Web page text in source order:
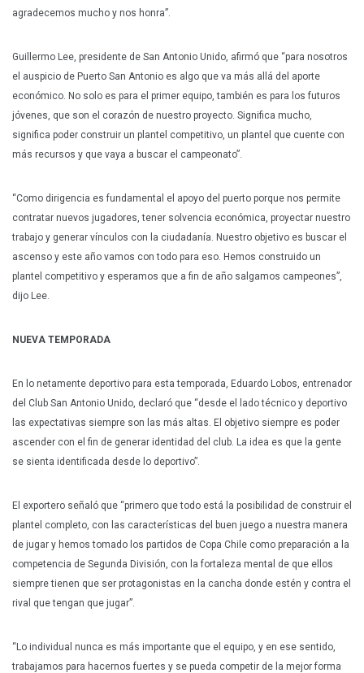
agradecemos mucho y nos honra”.
Guillermo Lee, presidente de San Antonio Unido, afirmó que “para nosotros
el auspicio de Puerto San Antonio es algo que va más allá del aporte
económico. No solo es para el primer equipo, también es para los futuros
jóvenes, que son el corazón de nuestro proyecto. Significa mucho,
significa poder construir un plantel competitivo, un plantel que cuente con
más recursos y que vaya a buscar el campeonato”.
“Como dirigencia es fundamental el apoyo del puerto porque nos permite
contratar nuevos jugadores, tener solvencia económica, proyectar nuestro
trabajo y generar vínculos con la ciudadanía. Nuestro objetivo es buscar el
ascenso y este año vamos con todo para eso. Hemos construido un
plantel competitivo y esperamos que a fin de año salgamos campeones”,
dijo Lee.
NUEVA TEMPORADA
En lo netamente deportivo para esta temporada, Eduardo Lobos, entrenador
del Club San Antonio Unido, declaró que “desde el lado técnico y deportivo
las expectativas siempre son las más altas. El objetivo siempre es poder
ascender con el fin de generar identidad del club. La idea es que la gente
se sienta identificada desde lo deportivo”.
El exportero señaló que “primero que todo está la posibilidad de construir el
plantel completo, con las características del buen juego a nuestra manera
de jugar y hemos tomado los partidos de Copa Chile como preparación a la
competencia de Segunda División, con la fortaleza mental de que ellos
siempre tienen que ser protagonistas en la cancha donde estén y contra el
rival que tengan que jugar”.
“Lo individual nunca es más importante que el equipo, y en ese sentido,
trabajamos para hacernos fuertes y se pueda competir de la mejor forma